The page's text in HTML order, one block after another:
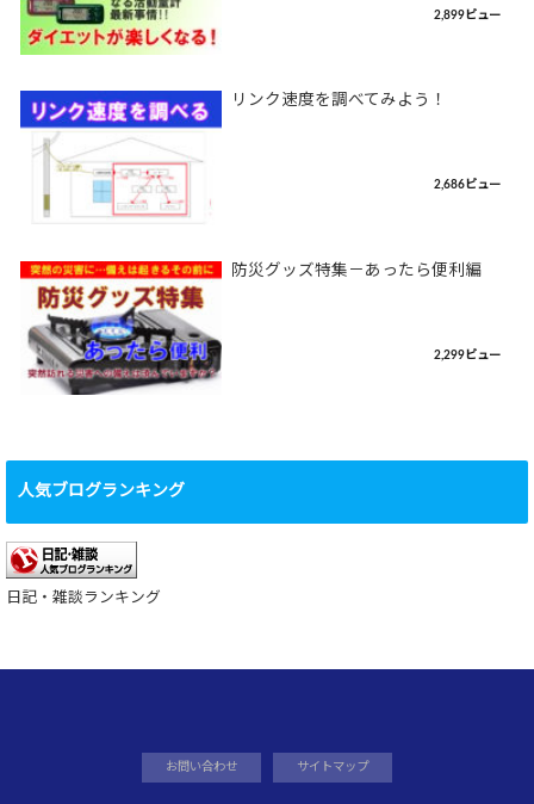
2,899ビュー
リンク速度を調べてみよう！
2,686ビュー
防災グッズ特集－あったら便利編
2,299ビュー
人気ブログランキング
日記・雑談ランキング
お問い合わせ サイトマップ